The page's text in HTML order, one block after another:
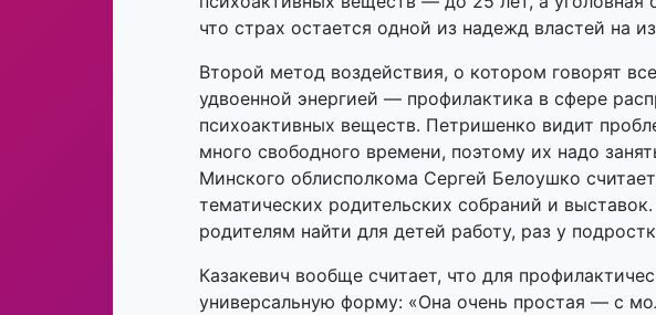
что страх остается одной из надежд властей на
Второй метод воздействия, о котором говорят
удвоенной энергией — профилактика в сфере
психоактивных веществ. Петришенко видит
много свободного времени, поэтому их надо
Минского облисполкома Сергей Белоушко
тематических родительских собраний и
родителям найти для детей работу, раз у
Казакевич вообще считает, что для
универсальную форму: «Она очень простая — с